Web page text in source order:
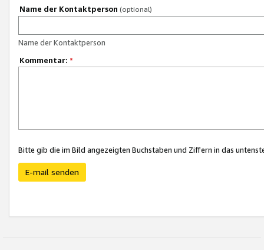
Name der Kontaktperson (optional)
Name der Kontaktperson
Kommentar: *
Bitte gib die im Bild angezeigten Buchstaben und Ziffern in das
E-mail senden